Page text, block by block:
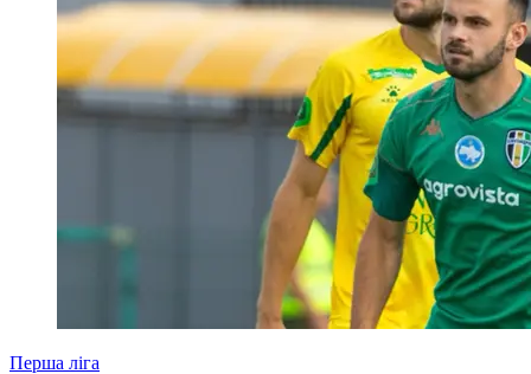
Перша ліга